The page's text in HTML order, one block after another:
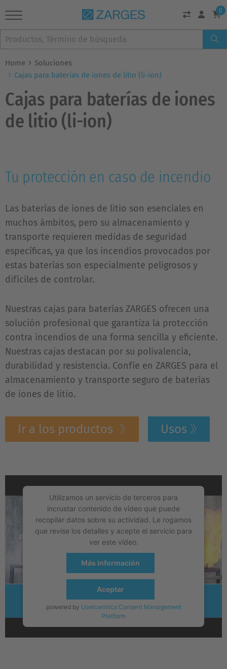
0
Home
Soluciones
Cajas para baterías de iones de litio (li-ion)
Cajas para baterías de iones
de litio (li-ion)
Tu protección en caso de incendio
Las baterías de iones de litio son esenciales en
muchos ámbitos, pero su almacenamiento y
transporte requieren medidas de seguridad
específicas, ya que los incendios provocados por
estas baterías son especialmente peligrosos y
difíciles de controlar.
Nuestras cajas para baterías ZARGES ofrecen una
solución profesional que garantiza la protección
contra incendios de una forma sencilla y eficiente.
Nuestras cajas destacan por su polivalencia,
durabilidad y resistencia. Confíe en ZARGES para el
almacenamiento y transporte seguro de baterías
de iones de litio.
Ir a los productos Usos
Utilizamos un servicio de terceros para
incrustar contenido de vídeo que puede
recopilar datos sobre su actividad. Le rogamos
que revise los detalles y acepte el servicio para
ver este vídeo.
Más información
Aceptar
powered by Usercentrics Consent Management
Platform